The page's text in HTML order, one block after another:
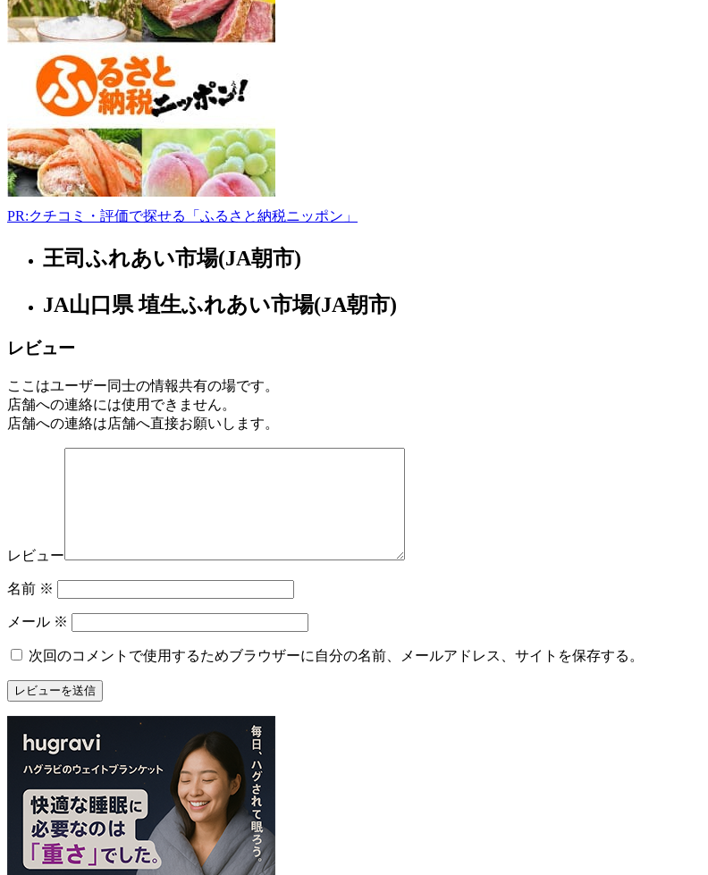
下
関
市
丁
目
2-
5
254-
hidakahonten.co.jp
日
PR:クチコミ・評価で探せる「ふるさと納税ニッポン」
山
県
フ
シ
ョ
ッ
日
2022
年
月
日
売
ね
と
王司ふれあい市場(JA朝市)
JA山口県 埴生ふれあい市場(JA朝市)
レビュー
ここはユーザー同士の情報共有の場です。
店舗への連絡には使用できません。
店舗への連絡は店舗へ直接お願いします。
レビュー
名前 ※
メール ※
次回のコメントで使用するためブラウザーに自分の名前、メールアドレス、サイトを保存する。